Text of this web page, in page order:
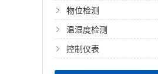
物位检测
温湿度检测
控制仪表